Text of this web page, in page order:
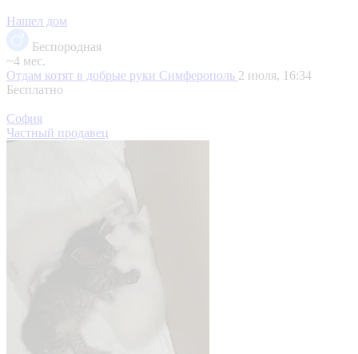
Нашел дом
Беспородная
~4 мес.
Отдам котят в добрые руки Симферополь 2 июля, 16:34
Бесплатно
София
Частный продавец